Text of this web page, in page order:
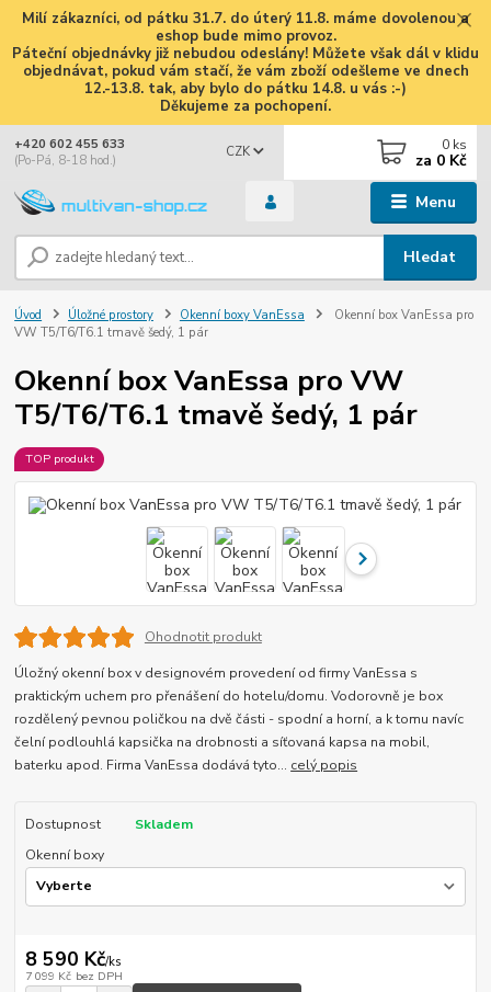
Milí zákazníci, od pátku 31.7. do úterý 11.8. máme dovolenou a
eshop bude mimo provoz.
Páteční objednávky již nebudou odeslány! Můžete však dál v klidu
objednávat, pokud vám stačí, že vám zboží odešleme ve dnech
12.-13.8. tak, aby bylo do pátku 14.8. u vás :-)
Děkujeme za pochopení.
Menu
CZK
Hledat
+420 602 455 633
(Po-Pá, 8-18 hod.)
0 ks
za 0 Kč
Úvod Úložné prostory Okenní boxy VanEssa
Okenní box VanEssa pro
VW T5/T6/T6.1 tmavě šedý, 1 pár
Okenní box VanEssa pro VW
T5/T6/T6.1 tmavě šedý, 1 pár
TOP produkt
Ohodnotit produkt
Úložný okenní box v designovém provedení od firmy VanEssa s
praktickým uchem pro přenášení do hotelu/domu. Vodorovně je box
rozdělený pevnou poličkou na dvě části - spodní a horní, a k tomu navíc
čelní podlouhlá kapsička na drobnosti a síťovaná kapsa na mobil,
baterku apod. Firma VanEssa dodává tyto... celý popis
Dostupnost
Skladem
Okenní boxy
8 590 Kč/ks
7 099 Kč bez DPH